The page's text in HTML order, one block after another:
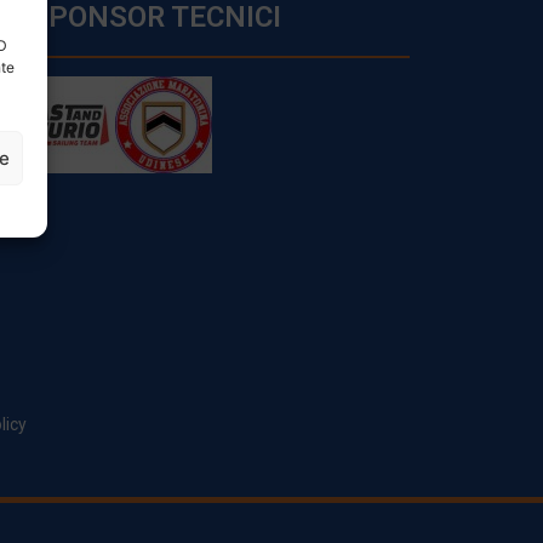
SPONSOR TECNICI